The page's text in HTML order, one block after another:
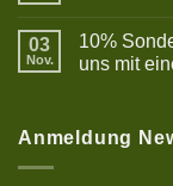
Resep
Bakso
halal,
03
Nov.
10%
uns mit
10%
Sonderrabatt
Anmeldung